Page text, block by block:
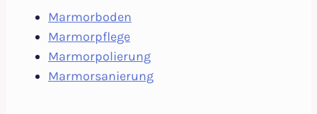
Marmorboden
Marmorpflege
Marmorpolierung
Marmorsanierung